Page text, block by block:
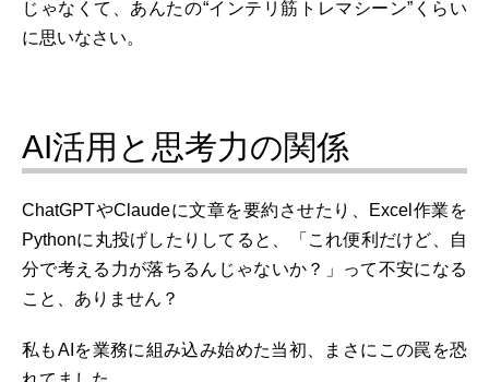
じゃなくて、あんたの“インテリ筋トレマシーン”くらい
に思いなさい。
AI活用と思考力の関係
ChatGPTやClaudeに文章を要約させたり、Excel作業を
Pythonに丸投げしたりしてると、「これ便利だけど、自
分で考える力が落ちるんじゃないか？」って不安になる
こと、ありません？
私もAIを業務に組み込み始めた当初、まさにこの罠を恐